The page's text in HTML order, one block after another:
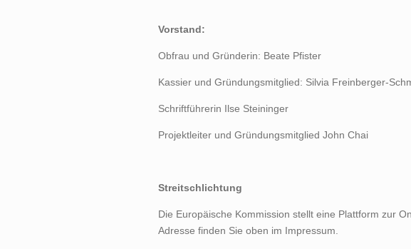
Vorstand:
Obfrau und Gründerin: Beate Pfister
Kassier und Gründungsmitglied: Silvia Freinberger-
Schriftführerin Ilse Steininger
Projektleiter und Gründungsmitglied John Chai
Streitschlichtung
Die Europäische Kommission stellt eine Plattform zur
Adresse finden Sie oben im Impressum.